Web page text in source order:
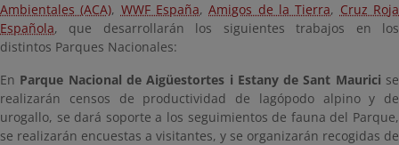
Ambientales (ACA), WWF España,Amigos de la Tierra, Cruz Roja
Española, que desarrollarán los siguientes trabajos en los
distintos Parques Nacionales:
En Parque Nacional de Aigüestortes i Estany de Sant Maurici se
realizarán censos de productividad de lagópodo alpino y de
urogallo, se dará soporte a los seguimientos de fauna del Parque,
se realizarán encuestas a visitantes, y se organizarán recogidas de